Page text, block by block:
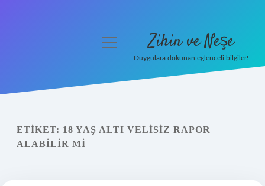
Yasal Uyarı
menüyü
Zihin ve Neşe
Duygulara dokunan eğlenceli bilgiler!
ETIKET: 18 YAŞ ALTI VELISIZ RAPOR
ALABILIR MI